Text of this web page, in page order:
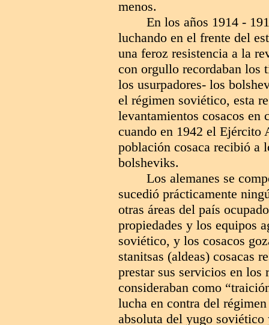
menos.
En los años 1914 -
luchando en el frente del
una feroz resistencia a la
con orgullo recordaban los
los usurpadores- los
el régimen soviético, esta
levantamientos cosacos en
cuando en 1942 el Ejército
población cosaca recibió a
bolsheviks.
Los alemanes se
sucedió prácticamente
otras áreas del país
propiedades y los equipos
soviético, y los cosacos
stanitsas (aldeas) cosacas
prestar sus servicios en los
consideraban como
lucha en contra del
absoluta del yugo soviético